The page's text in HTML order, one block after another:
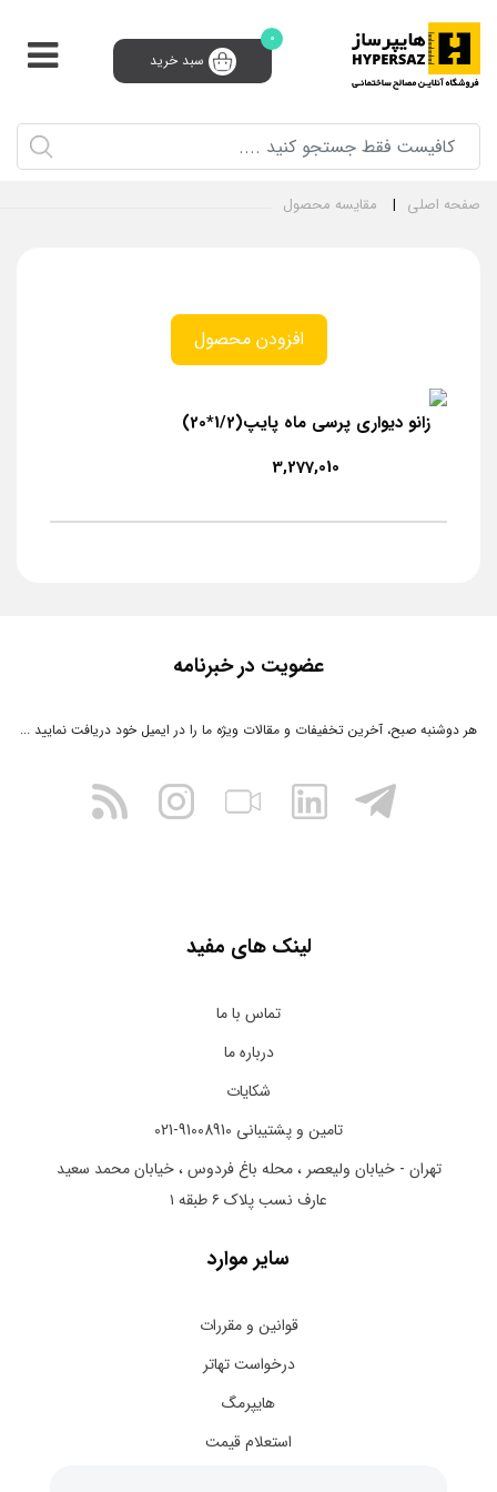
0
سبد خرید
91008910 (021) پشتیبانی و فروش 24 ساعته
ثبت‌نام تامین‌کننده
صفحه اصلی مقایسه محصول
افزودن محصول
زانو دیواری پرسی ماه پایپ(1/2*20)
3,277,010
لینک های مفید
تماس با ما
درباره ما
شکایات
تامین و پشتیبانی 91008910-021
تهران - خیابان ولیعصر ، محله باغ فردوس ، خیابان محمد سعید
عارف نسب پلاک ۶ طبقه ۱
سایر موارد
قوانین و مقررات
درخواست تهاتر
هایپرمگ
استعلام قیمت
عضویت در خبرنامه
هر دوشنبه صبح، آخرین تخفیفات و مقالات ویژه ما را در ایمیل خود دریافت نمایید ...